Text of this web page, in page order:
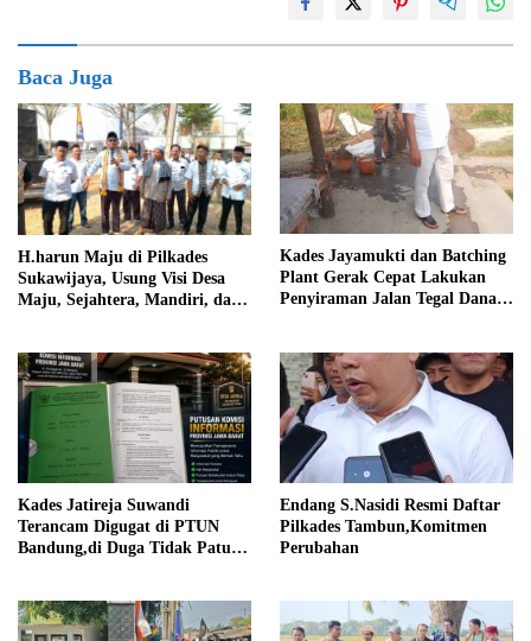
Baca Juga
H.harun Maju di Pilkades
Sukawijaya, Usung Visi Desa
Maju, Sejahtera, Mandiri, dan
Kades Jayamukti dan Batching
Plant Gerak Cepat Lakukan
Penyiraman Jalan Tegal Danas
Kades Jatireja Suwandi
Terancam Digugat di PTUN
Bandung,di Duga Tidak Patuhi
Endang S.Nasidi Resmi Daftar
Pilkades Tambun,Komitmen
Perubahan